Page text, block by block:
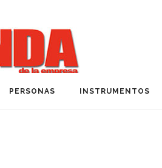
PERSONAS INSTRUMENTOS